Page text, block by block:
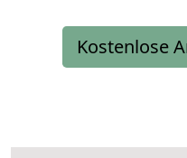
Kostenlose